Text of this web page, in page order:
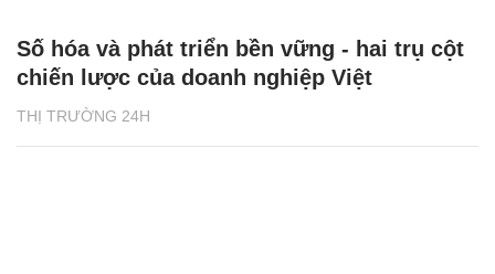
THỊ TRƯỜNG 24H
Số hóa và phát triển bền vững - hai trụ cột
chiến lược của doanh nghiệp Việt